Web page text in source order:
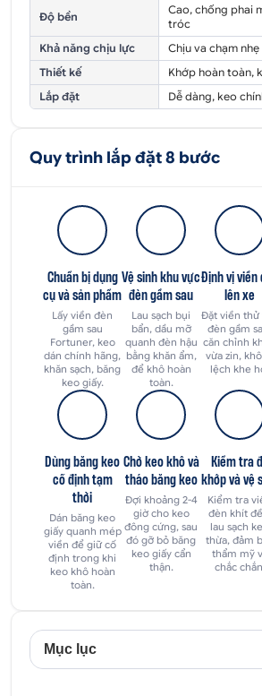
Độ bền
Cao, chống phai
tróc
Khả năng chịu lực
Chịu va chạm nhẹ
Thiết kế
Khớp hoàn toàn,
Lắp đặt
Dễ dàng, keo
Quy trình lắp đặt 8 bước
Chuẩn bị dụng
cụ và sản phẩm
Lấy viền đèn
gầm sau
Fortuner, keo
dán chính hãng,
khăn sạch, băng
keo giấy.
Vệ sinh khu vực
đèn gầm sau
Lau sạch bụi
bẩn, dầu mỡ
quanh đèn hậu
bằng khăn ẩm,
để khô hoàn
toàn.
Định vị viền
lên xe
Đặt viền thử
đèn gầm
căn chỉnh
vừa zin,
lệch khe
Dùng băng keo
cố định tạm
thời
Dán băng keo
giấy quanh mép
viền để giữ cố
định trong khi
keo khô hoàn
toàn.
Chờ keo khô và
tháo băng keo
Đợi khoảng 2-4
giờ cho keo
đông cứng, sau
đó gỡ bỏ băng
keo giấy cẩn
thận.
Kiểm tra
khớp và vệ
Kiểm tra
đèn khít
lau sạch
thừa, đảm
thẩm mỹ
chắc
Mục lục